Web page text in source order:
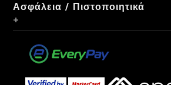
Ασφάλεια / Πιστοποιητικά
+